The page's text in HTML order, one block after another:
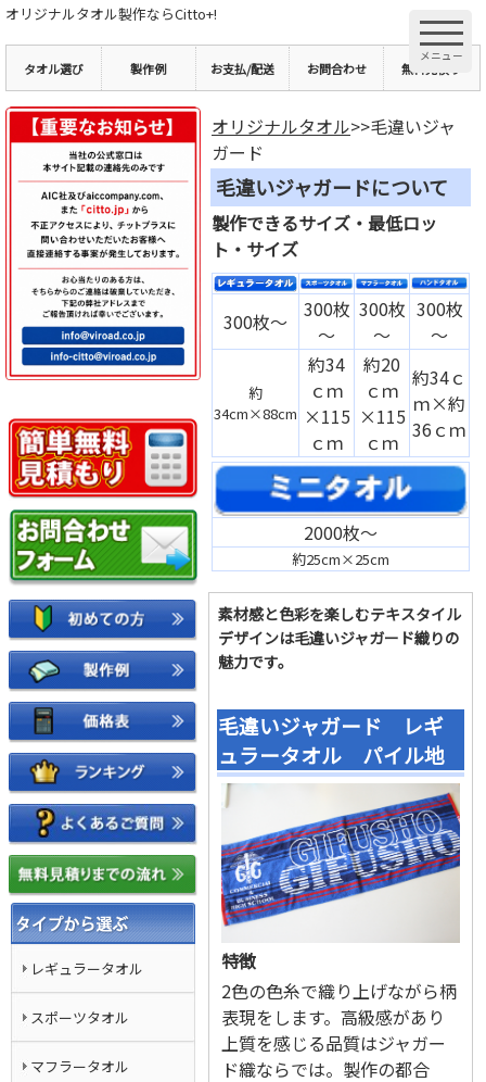
オリジナルタオル製作ならCitto+!
タオル選び 製作例 お支払/配送 お問合わせ 無料見積り
レギュラータオル
スポーツタオル
マフラータオル
オリジナルタオル>>毛違いジャ
ガード
毛違いジャガードについて
製作できるサイズ・最低ロッ
ト・サイズ
300枚～
300枚
～
300枚
～
300枚
～
約
34cm×88cm
約34
ｃｍ
×115
ｃｍ
約20
ｃｍ
×115
ｃｍ
約34ｃ
ｍ×約
36ｃｍ
2000枚～
約25cm×25cm
素材感と色彩を楽しむテキスタイル
デザインは毛違いジャガード織りの
魅力です。
毛違いジャガード レギ
ュラータオル パイル地
特徴
2色の色糸で織り上げながら柄
表現をします。高級感があり
上質を感じる品質はジャガー
ド織ならでは。製作の都合